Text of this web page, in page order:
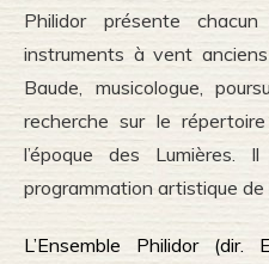
Philidor présente
instruments à vent
Baude, musicologue,
recherche sur le
l’époque des
programmation artistique de
L’Ensemble Philidor